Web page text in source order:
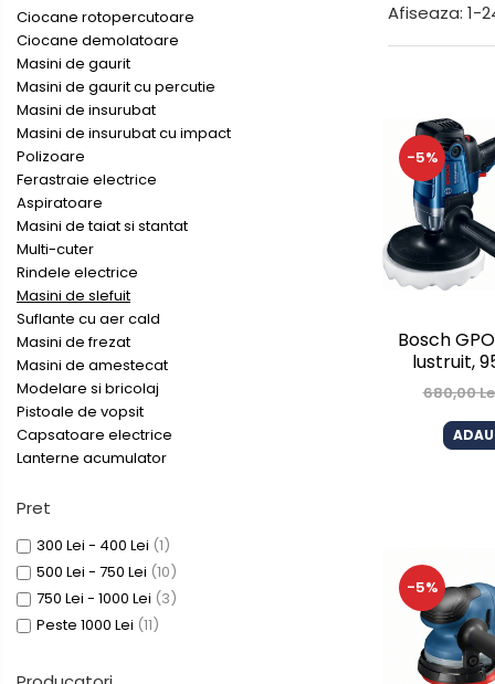
Aparate de sudura TIG/WIG (cu
bagheta si argon)
Aparate de sudura in Puncte
Aparate de taiere cu Plasma
Aparate de tras tabla-
tinichigerie auto
Aparate de sudura cu laser
Accesorii sudura
Masti sudura
Sarma sudura MIG/MAG
Electrozi sudura MMA
Baghete si Electrozi sudura
TIG/WIG
Pistolete sudura MIG/MAG
Pistolete sudura TIG/WIG
Accesorii MMA
Accesorii MIG/MAG
Accesorii TIG/WIG
Accesorii sudura in puncte
Ciocane rotopercutoare
Ciocane demolatoare
Masini de gaurit
Masini de gaurit cu percutie
Masini de insurubat
Masini de insurubat cu impact
Polizoare
Ferastraie electrice
Aspiratoare
Masini de taiat si stantat
Multi-cuter
Rindele electrice
Masini de slefuit
Suflante cu aer cald
Masini de frezat
Masini de amestecat
Modelare si bricolaj
Pistoale de vopsit
Capsatoare electrice
Lanterne acumulator
Pret
300 Lei - 400 Lei (1)
500 Lei - 750 Lei (10)
750 Lei - 1000 Lei (3)
Peste 1000 Lei (11)
Afiseaza: 1-
-5%
Bosch
lustruit,
680,00
-5%